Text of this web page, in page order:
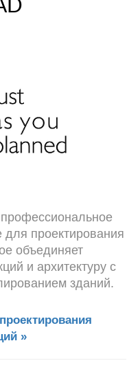
для проектирования
объединяет
и архитектуру с
зданий.
»